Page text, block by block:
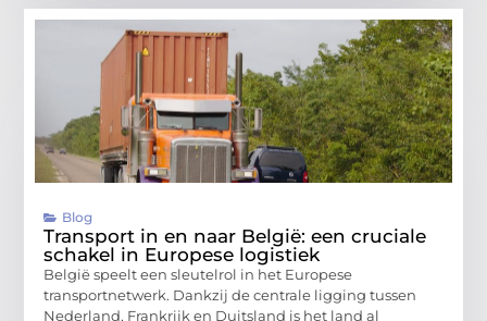
Blog
Transport in en naar België: een cruciale
schakel in Europese logistiek
België speelt een sleutelrol in het Europese
transportnetwerk. Dankzij de centrale ligging tussen
Nederland, Frankrijk en Duitsland is het land al